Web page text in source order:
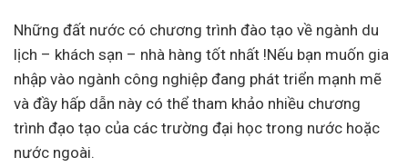
Những đất nước có chương trình đào tạo về ngành du
lịch – khách sạn – nhà hàng tốt nhất !Nếu bạn muốn gia
nhập vào ngành công nghiệp đang phát triển mạnh mẽ
và đầy hấp dẫn này có thể tham khảo nhiều chương
trình đạo tạo của các trường đại học trong nước hoặc
nước ngoài.